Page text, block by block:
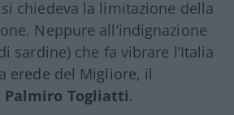
chiedeva la limitazione della
Neppure all’indignazione
sardine) che fa vibrare l’Italia
erede del Migliore, il
Palmiro Togliatti.